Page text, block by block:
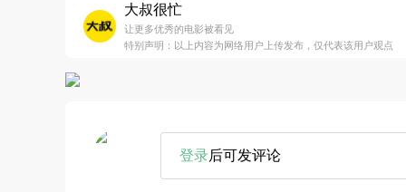
大叔很忙
让更多优秀的电影被看见
特别声明：以上内容为网络用户上传发布，仅代表该用户观点
登录后可发评论